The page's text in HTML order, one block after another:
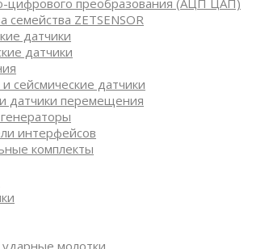
цифрового преобразования (АЦП ЦАП)
ZETSENSOR
датчики
датчики
сейсмические датчики
датчики перемещения
интерфейсов
комплекты
молотки